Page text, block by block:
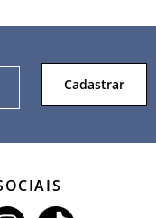
Cadastrar